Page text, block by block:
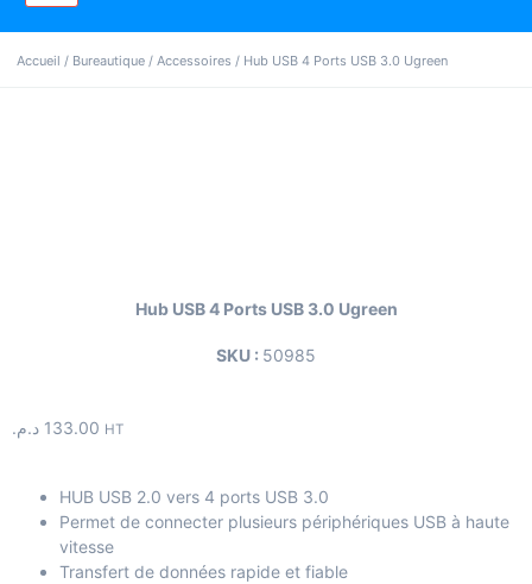
Accueil / Bureautique / Accessoires / Hub USB 4 Ports USB 3.0 Ugreen
Hub USB 4 Ports USB 3.0 Ugreen
SKU : 50985
133.00 د.م. HT
HUB USB 2.0 vers 4 ports USB 3.0
Permet de connecter plusieurs périphériques USB à haute
vitesse
Transfert de données rapide et fiable